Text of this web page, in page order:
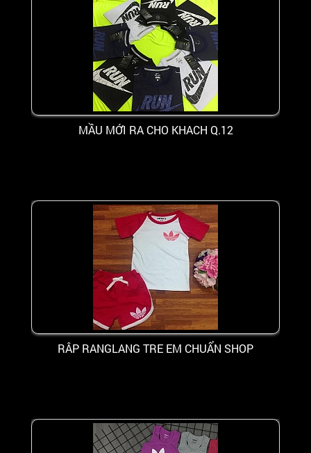
MẦU MỚI RA CHO KHACH Q.12
RÂP RANGLANG TRE EM CHUẨN SHOP